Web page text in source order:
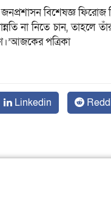
বিশেষজ্ঞ ফিরোজ
না নিতে চান, তাহলে
পত্রিকা
Linkedin